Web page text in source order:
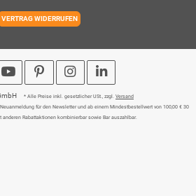
VERTRAG WIDERRUFEN
* Alle Preise inkl. gesetzlicher USt., zzgl. Versand
für den Newsletter und ab einem Mindestbestellwert von 100,00 € 30
Rabattaktionen kombinierbar sowie Bar auszahlbar.